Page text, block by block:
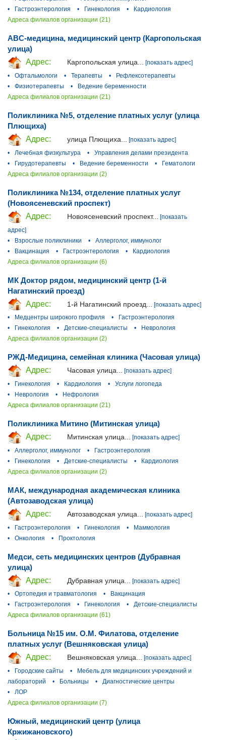
•
Гастроэнтерология • Гинекология •
Кардиология
Адреса филиалов организации (21)
ABC-медицина, медицинский центр (Каргопольская
улица)
Адрес:
Каргопольская улица... [показать адрес]
•
Офтальмологи • Терапевты •
Рефлексотерапевты
•
Физиотерапевты •
Ведение беременности
Адреса филиалов организации (21)
Поликлиника №5, отделение платных услуг (улица
Плющиха)
Адрес:
улица Плющиха...
[показать адрес]
•
Лечебная физкультура •
Управления делами президента
•
Гирудотерапевты • Ведение беременности •
Гематологи
Адреса филиалов организации (2)
Поликлиника №134, отделение платных услуг
(Новоясеневский проспект)
Адрес:
Новоясеневский проспект...
[показать
адрес]
•
Взрослые поликлиники •
Аллерголог, иммунолог
•
Вакцинация • Гастроэнтерология •
Кардиология
Адреса филиалов организации (6)
МК Доктор рядом, медицинский центр (1-й
Нагатинский проезд)
Адрес:
1-й Нагатинский проезд...
[показать адрес]
•
Медцентры широкого профиля •
Гастроэнтерология
•
Гинекология • Детские-специалисты •
Неврология
Адреса филиалов организации (2)
РЖД-Медицина, семейная клиника (Часовая улица)
Адрес:
Часовая улица... [показать адрес]
•
Гинекология • Кардиология •
Услуги логопеда
•
Неврология •
Нефрология
Адреса филиалов организации (21)
Поликлиника Митино (Митинская улица)
Адрес:
Митинская улица...
[показать адрес]
•
Аллерголог, иммунолог •
Гастроэнтерология
•
Гинекология • Детские-специалисты •
Кардиология
Адреса филиалов организации (2)
МАК, международная академическая клиника
(Автозаводская улица)
Адрес:
Автозаводская улица...
[показать адрес]
•
Гастроэнтерология • Гинекология •
Маммология
•
Онкология • Проктология
Медси, сеть медицинских центров (Дубравная
улица)
Адрес:
Дубравная улица...
[показать адрес]
•
Ортопедия и травматология •
Вакцинация
•
Гастроэнтерология • Гинекология •
Детские-специалисты
Адреса филиалов организации (61)
Больница №15 им. О.М. Филатова, отделение
платных услуг (Вешняковская улица)
Адрес:
Вешняковская улица... [показать адрес]
•
Городские сайты •
Мебель для медицинских учреждений и
лабораторий
• Больницы •
Диагностические центры
•
ЛОР
Адреса филиалов организации (7)
Южный, медицинский центр (улица
Кржижановского)